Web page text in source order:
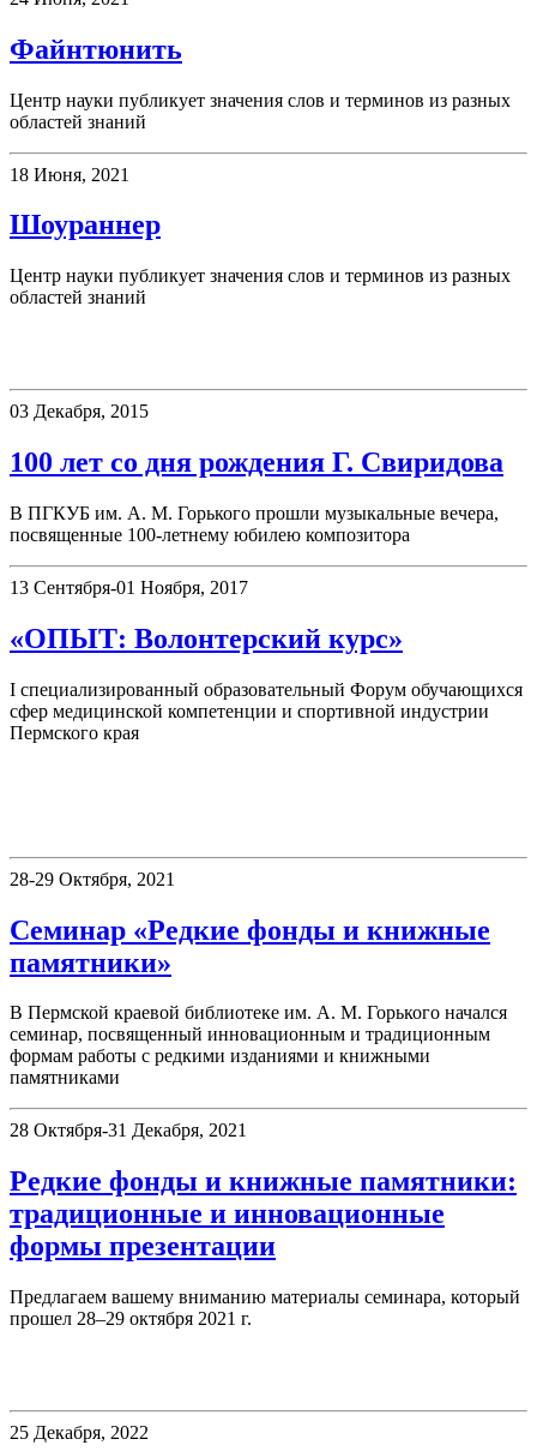
Файнтюнить
Центр науки публикует значения слов и терминов из разных
областей знаний
18 Июня, 2021
Шоураннер
Центр науки публикует значения слов и терминов из разных
областей знаний
03 Декабря, 2015
100 лет со дня рождения Г. Свиридова
В ПГКУБ им. А. М. Горького прошли музыкальные вечера,
посвященные 100-летнему юбилею композитора
13 Сентября-01 Ноября, 2017
«ОПЫТ: Волонтерский курс»
I специализированный образовательный Форум обучающихся
сфер медицинской компетенции и спортивной индустрии
Пермского края
28-29 Октября, 2021
Семинар «Редкие фонды и книжные
памятники»
В Пермской краевой библиотеке им. А. М. Горького начался
семинар, посвященный инновационным и традиционным
формам работы с редкими изданиями и книжными
памятниками
28 Октября-31 Декабря, 2021
Редкие фонды и книжные памятники:
традиционные и инновационные
формы презентации
Предлагаем вашему вниманию материалы семинара, который
прошел 28–29 октября 2021 г.
25 Декабря, 2022